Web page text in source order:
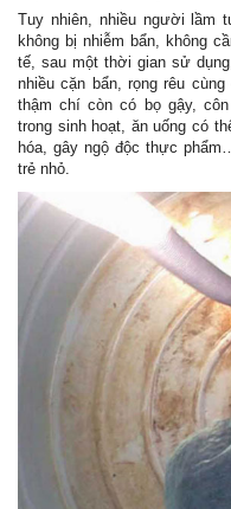
Khuyến mãi
Tin công ty & sự kiện
Liên hệ tư vấn mua hàng:
Chi nhánh địa điểm phân phối
Tuy nhiên, nhiều người lầm
không bị nhiễm bẩn, không
tế, sau một thời gian sử
nhiều cặn bẩn, rọng rêu
thậm chí còn có bọ gậy,
trong sinh hoạt, ăn uống có
hóa, gây ngộ độc thực
trẻ nhỏ.